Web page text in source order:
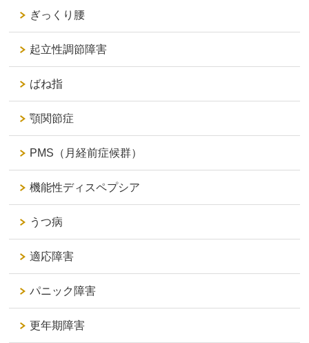
ぎっくり腰
起立性調節障害
ばね指
顎関節症
PMS（月経前症候群）
機能性ディスペプシア
うつ病
適応障害
パニック障害
更年期障害